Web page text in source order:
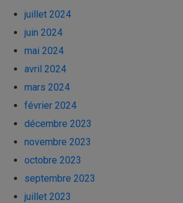
juillet 2024
juin 2024
mai 2024
avril 2024
mars 2024
février 2024
décembre 2023
novembre 2023
octobre 2023
septembre 2023
juillet 2023